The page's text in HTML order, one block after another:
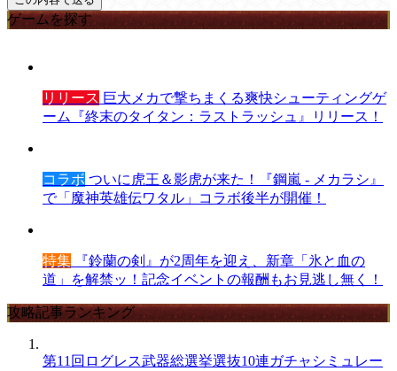
ゲームを探す
リリース 巨大メカで撃ちまくる爽快シューティングゲ
ーム『終末のタイタン：ラストラッシュ』リリース！
コラボ ついに虎王＆影虎が来た！『鋼嵐 - メカラシ』
で「魔神英雄伝ワタル」コラボ後半が開催！
特集 『鈴蘭の剣』が2周年を迎え、新章「氷と血の
道」を解禁ッ！記念イベントの報酬もお見逃し無く！
攻略記事ランキング
第11回ログレス武器総選挙選抜10連ガチャシミュレー